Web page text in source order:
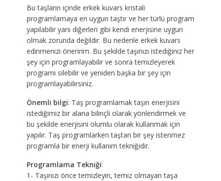
Bu taşların içinde erkek kuvars kristali
programlamaya en uygun taştır ve her türlü program
yapılabilir yani diğerleri gibi kendi enerjisine uygun
olmak zorunda değildir. Bu nedenle erkek kuvars
edinmenizi öneririm. Bu şekilde taşınızı istediğiniz her
şey için programlayabilir ve sonra temizleyerek
programı silebilir ve yeniden başka bir şey için
programlayabilirsiniz.
Önemli bilgi: Taş programlamak taşın enerjisini
istediğimiz bir alana bilinçli olarak yönlendirmek ve
bu şekilde enerjisini olumlu olarak kullanmak için
yapılır. Taş programlarken taştan bir şey istenmez
programla bir enerji kullanım tekniğidir.
Programlama Tekniği:
1- Taşınızı önce temizleyin, temiz olmayan taşa